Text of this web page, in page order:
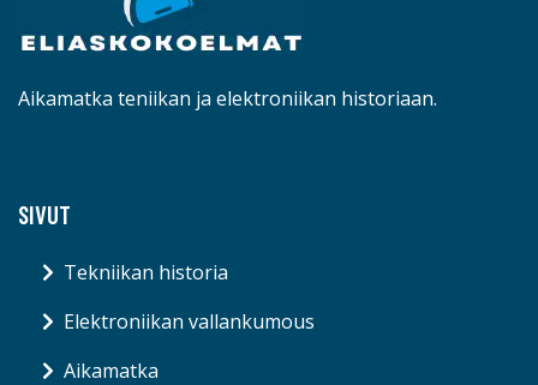
Aikamatka teniikan ja elektroniikan historiaan.
SIVUT
Tekniikan historia
Elektroniikan vallankumous
Aikamatka